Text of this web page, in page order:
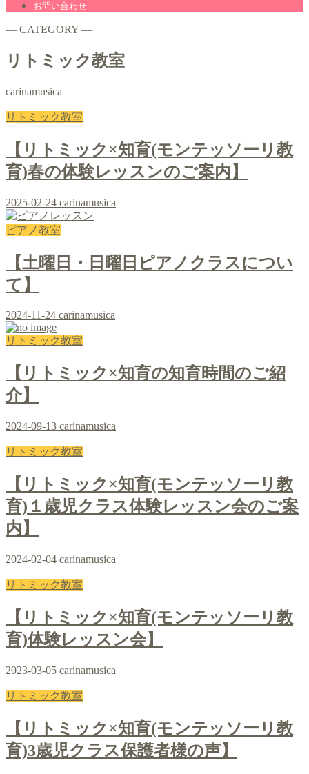
お問い合わせ
― CATEGORY ―
リトミック教室
carinamusica
リトミック教室
【リトミック×知育(モンテッソーリ教
育)春の体験レッスンのご案内】
2025-02-24 carinamusica
ピアノ教室
【土曜日・日曜日ピアノクラスについ
て】
2024-11-24 carinamusica
リトミック教室
【リトミック×知育の知育時間のご紹
介】
2024-09-13 carinamusica
リトミック教室
【リトミック×知育(モンテッソーリ教
育)１歳児クラス体験レッスン会のご案
内】
2024-02-04 carinamusica
リトミック教室
【リトミック×知育(モンテッソーリ教
育)体験レッスン会】
2023-03-05 carinamusica
リトミック教室
【リトミック×知育(モンテッソーリ教
育)3歳児クラス保護者様の声】